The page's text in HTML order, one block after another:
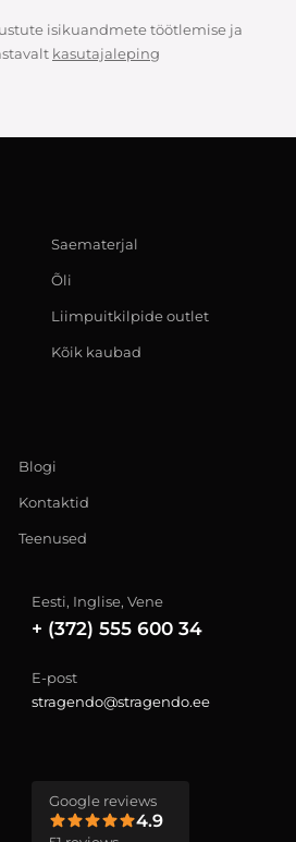
isikuandmete töötlemise ja
kasutajaleping
Saematerjal
Õli
Liimpuitkilpide outlet
Kõik kaubad
Blogi
Kontaktid
Teenused
Eesti, Inglise, Vene
+ (372) 555 600 34
E-post
stragendo@stragendo.ee
Google reviews
4.9